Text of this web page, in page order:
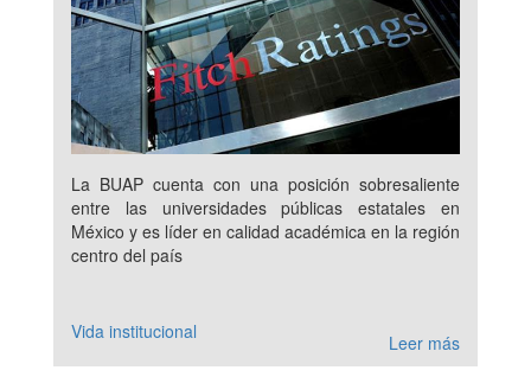
La BUAP cuenta con una posición sobresaliente
entre las universidades públicas estatales en
México y es líder en calidad académica en la región
centro del país
Vida institucional Leer más